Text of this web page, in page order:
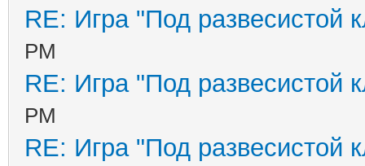
RE: Игра "Под развесистой
PM
RE: Игра "Под развесистой
PM
RE: Игра "Под развесистой